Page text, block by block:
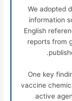
We adopted
information
English
reports from
One key
vaccine
active